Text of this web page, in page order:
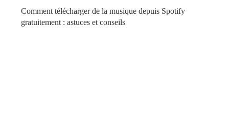
Comment télécharger de la musique depuis Spotify
gratuitement : astuces et conseils